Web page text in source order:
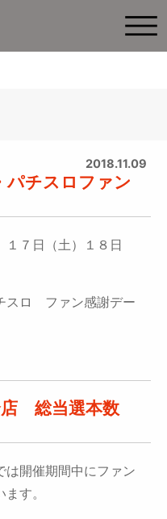
2018.11.09
パチスロファン
１７日（土）１８日
スロ ファン感謝デー
総当選本数
は開催期間中にファン
す。